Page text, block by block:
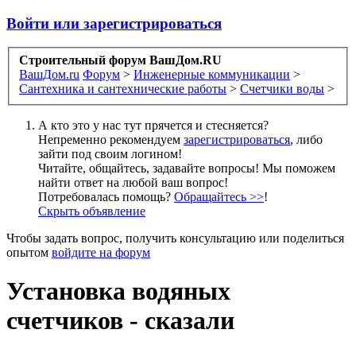
Войти или зарегистрироваться
Строительный форум ВашДом.RU
ВашДом.ru Форум > Инженерные коммуникации >
Сантехника и сантехнические работы > Счетчики воды >
А кто это у нас тут прячется и стесняется?
Непременно рекомендуем зарегистрироваться, либо
зайти под своим логином!
Читайте, общайтесь, задавайте вопросы! Мы поможем
найти ответ на любой ваш вопрос!
Потребовалась помощь? Обращайтесь >>!
Скрыть объявление
Чтобы задать вопрос, получить консультацию или поделиться
опытом войдите на форум
Установка водяных
счетчиков - сказали